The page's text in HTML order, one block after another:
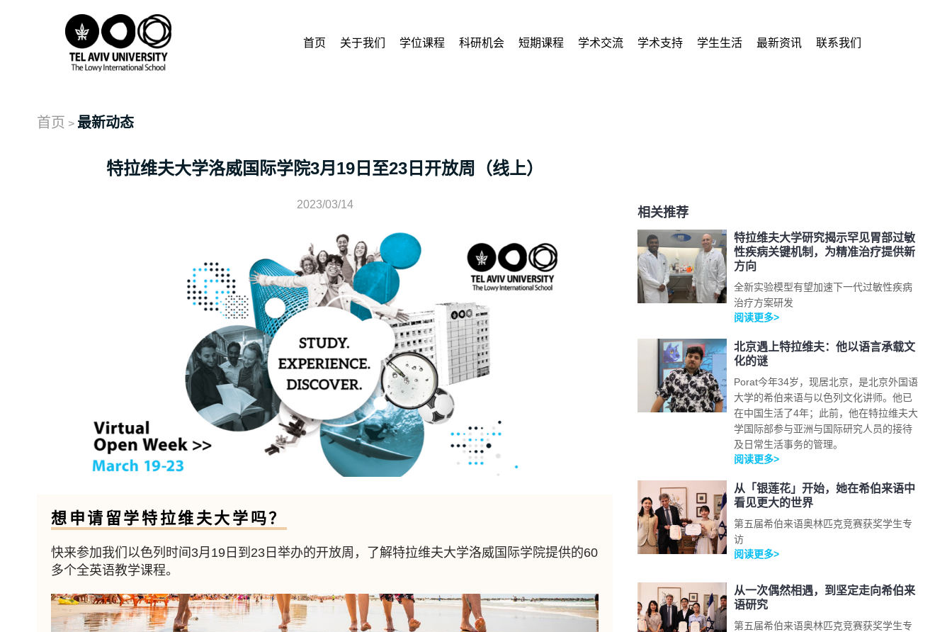
首页 关于我们 学位课程 科研机会 短期课程 学术交流 学术支持 学生生活 最新资讯 联系我们
首页 > 最新动态
特拉维夫大学洛威国际学院3月19日至23日开放周（线上）
2023/03/14
想申请留学特拉维夫大学吗？
快来参加我们以色列时间3月19日到23日举办的开放周，了解特拉维夫大学洛威国际学院提供的60
多个全英语教学课程。
相关推荐
特拉维夫大学研究揭示罕见胃部过敏
性疾病关键机制，为精准治疗提供新
方向
全新实验模型有望加速下一代过敏性疾病
治疗方案研发
阅读更多>
北京遇上特拉维夫：他以语言承载文
化的谜
Porat今年34岁，现居北京，是北京外国语
大学的希伯来语与以色列文化讲师。他已
在中国生活了4年；此前，他在特拉维夫大
学国际部参与亚洲与国际研究人员的接待
及日常生活事务的管理。
阅读更多>
从「银莲花」开始，她在希伯来语中
看见更大的世界
第五届希伯来语奥林匹克竞赛获奖学生专
访
阅读更多>
从一次偶然相遇，到坚定走向希伯来
语研究
第五届希伯来语奥林匹克竞赛获奖学生专